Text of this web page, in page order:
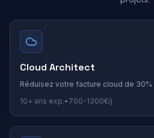
Cloud Architect
Réduisez votre facture cloud de 30%
10+ ans exp.• 700-1300€/j